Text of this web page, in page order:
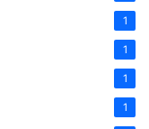
1
1
1
1